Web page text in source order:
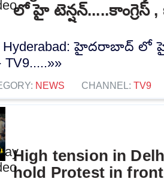
లో హై టెన్షన్.....కాంగ్రెస్
Hyderabad: హైదరాబాద్ లో
NEWS CHANNEL: TV9
High tension in
hold Protest in